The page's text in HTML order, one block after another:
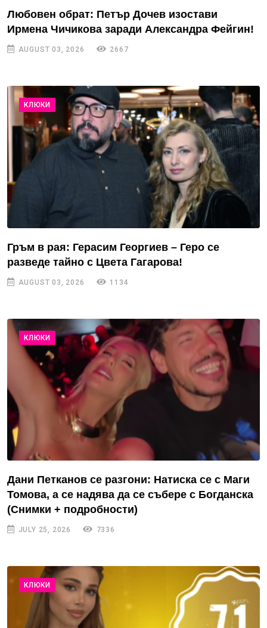
Любовен обрат: Петър Дочев изостави
Ирмена Чичикова заради Александра Фейгин!
AUGUST 03, 2026 2667
КЛЮКИ
Гръм в рая: Герасим Георгиев – Геро се
разведе тайно с Цвета Гагарова!
AUGUST 03, 2026 1134
КЛЮКИ
Дани Петканов се разгони: Натиска се с Маги
Томова, а се надява да се събере с Богданска
(Снимки + подробности)
JULY 25, 2026 7336
КЛЮКИ